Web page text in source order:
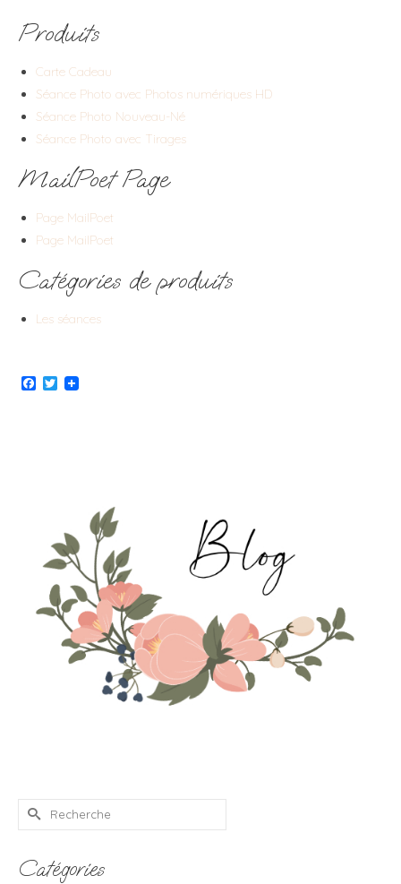
Produits
Carte Cadeau
Séance Photo avec Photos numériques HD
Séance Photo Nouveau-Né
Séance Photo avec Tirages
MailPoet Page
Page MailPoet
Page MailPoet
Catégories de produits
Les séances
Facebook
Twitter
Rechercher :
Catégories